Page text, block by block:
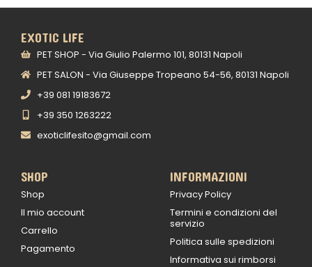
EXOTIC LIFE
PET SHOP - Via Giulio Palermo 101, 80131 Napoli
PET SALON - Via Giuseppe Tropeano 54-56, 80131 Napoli
+39 081 19183672
+39 350 1263222
exoticlifesito@gmail.com
SHOP
Shop
Il mio account
Carrello
Pagamento
INFORMAZIONI
Privacy Policy
Termini e condizioni del
servizio
Politica sulle spedizioni
Informativa sui rimborsi